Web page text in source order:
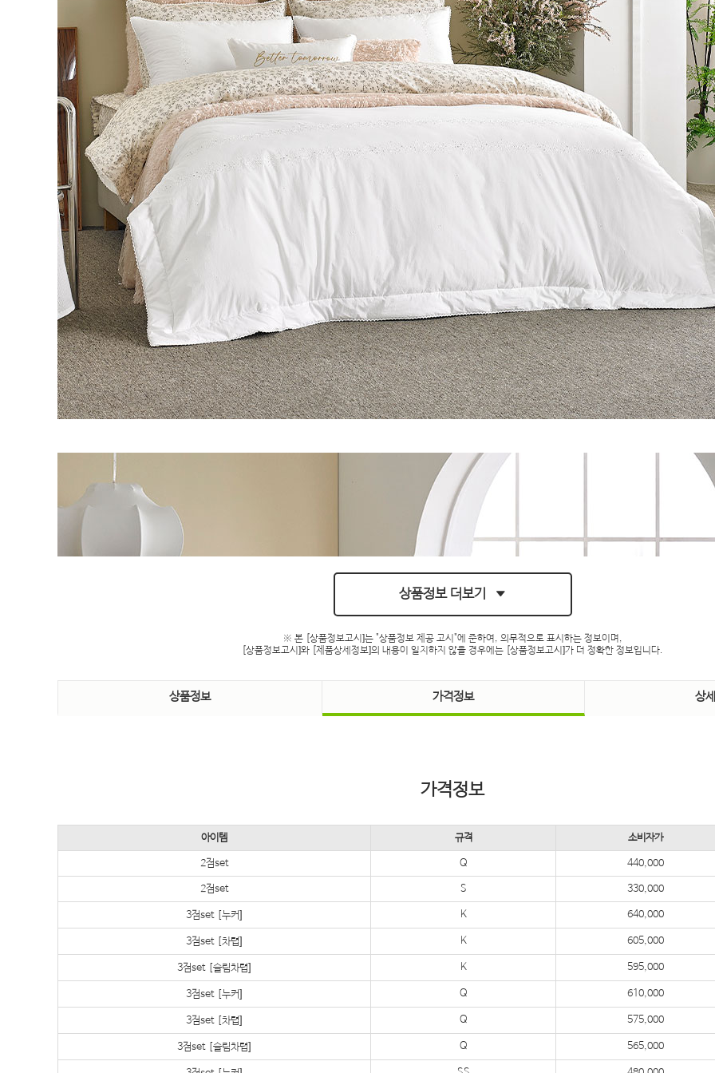
- 현재 보고 있는 페이지를 공유합니다.
페이스북 트위터 블로그 밴드
상품정보 더보기
※ 본 [상품정보고시]는 "상품정보 제공 고시"에 준하여, 의무적으로 표시하는 정보이며,
[상품정보고시]와 [제품상세정보]의 내용이 일치하지 않을 경우에는 [상품정보고시]가 더 정확한 정보입니다.
상품정보 가격정보 상
가격정보
아이템 규격 소비자가
2점set Q 440,000
2점set S 330,000
3점set [누커] K 640,000
3점set [차렵] K 605,000
3점set [슬림차렵] K 595,000
3점set [누커] Q 610,000
3점set [차렵] Q 575,000
3점set [슬림차렵] Q 565,000